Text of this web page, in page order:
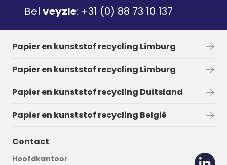
Bel veyzle: +31 (0) 88 73 10 137
Papier en kunststof recycling Limburg
Papier en kunststof recycling Limburg
Papier en kunststof recycling Duitsland
Papier en kunststof recycling België
Contact
Hoofdkantoor